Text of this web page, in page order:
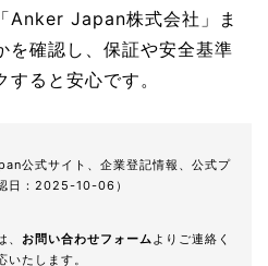
Anker Japan株式会社」ま
を確認し、保証や安全基準
ると安心です。
公式サイト、企業登記情報、公式プ
日：2025-10-06）
お問い合わせフォームよりご連絡く
たします。